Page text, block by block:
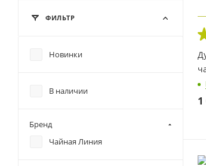
ФИЛЬТР
Новинки
В наличии
Бренд
Чайная Линия